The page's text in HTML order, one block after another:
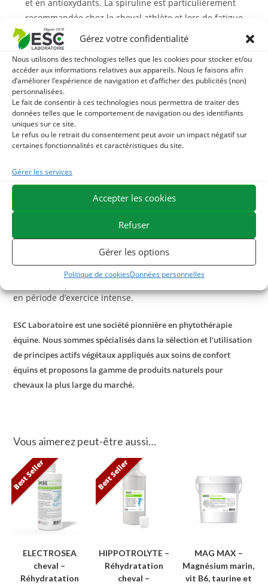
Gérez votre confidentialité
Nous utilisons des technologies telles que les cookies pour stocker et/ou
accéder aux informations relatives aux appareils. Nous le faisons afin
d’améliorer l’expérience de navigation et d’afficher des publicités (non)
personnalisées.
Le fait de consentir à ces technologies nous permettra de traiter des
données telles que le comportement de navigation ou des identifiants
uniques sur ce site.
Le refus ou le retrait du consentement peut avoir un impact négatif sur
certaines fonctionnalités et caractéristiques du site.
Gérer les services
Accepter les cookies
Refuser
Gérer les options
Politique de cookiesDonnées personnelles
et en antioxydants. La spiruline est particulièrement
recommandée chez le cheval athlète et lors de fatigue.
Sélénium : cet oligo-élément joue un rôle anti-oxydant
majeur chez le sportif, en liaison étroite avec la Vitamine
E. Le sélénium conditionne l’activité des enzymes
antioxydantes et participe à la régénération de la
vitamine E. Une carence en sélénium peut entraîner une
plus grande fatigabilité à l’effort, une récupération
altérée et un inconfort musculaire.
Vitamine E : cette vitamine possède des propriétés
antioxydantes reconnues et protège les tissus
organiques. La vitamine E prolonge la vie des globules
rouges et est nécessaire à la bonne utilisation de
l’oxygène par les muscles.
Avec quoi associer Hippocrampes ?
Pour une récupération accélérée, il est également possible
d’ajouter dans la ration de base duChlorure de
magnésium. Le magnésium a des propriétés musculo-
relaxantes et contribue à réduire les tensions musculaires
en période d’exercice intense.
ESC Laboratoire est une société pionnière en phytothérapie
équine. Nous sommes spécialisés dans la sélection et l’utilisation
de principes actifs végétaux appliqués aux soins de confort
équins et proposons la gamme de produits naturels pour
chevaux la plus large du marché.
Vous aimerez peut-être aussi…
Best Seller
ELECTROSEA
cheval –
Réhydratation
Best Seller
HIPPOTROLYTE –
Réhydratation
cheval –
MAG MAX –
Magnésium marin,
vit B6, taurine et